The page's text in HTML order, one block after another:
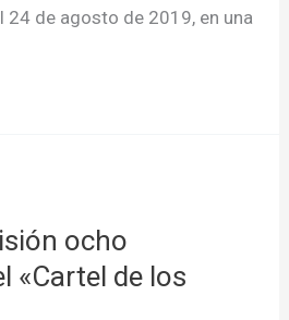
24 de agosto de 2019, en una
ocho
«Cartel de los